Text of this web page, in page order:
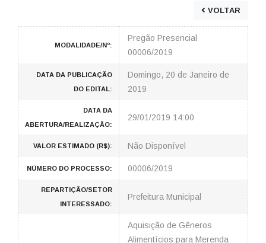
VOLTAR
MODALIDADE/Nº:
Pregão Presencial
00006/2019
DATA DA PUBLICAÇÃO
DO EDITAL:
Domingo, 20 de Janeiro de
2019
DATA DA
ABERTURA/REALIZAÇÃO:
29/01/2019 14:00
VALOR ESTIMADO (R$): Não Disponível
NÚMERO DO PROCESSO: 00006/2019
REPARTIÇÃO/SETOR
INTERESSADO:
Prefeitura Municipal
Aquisição de Gêneros
Alimentícios para Merenda